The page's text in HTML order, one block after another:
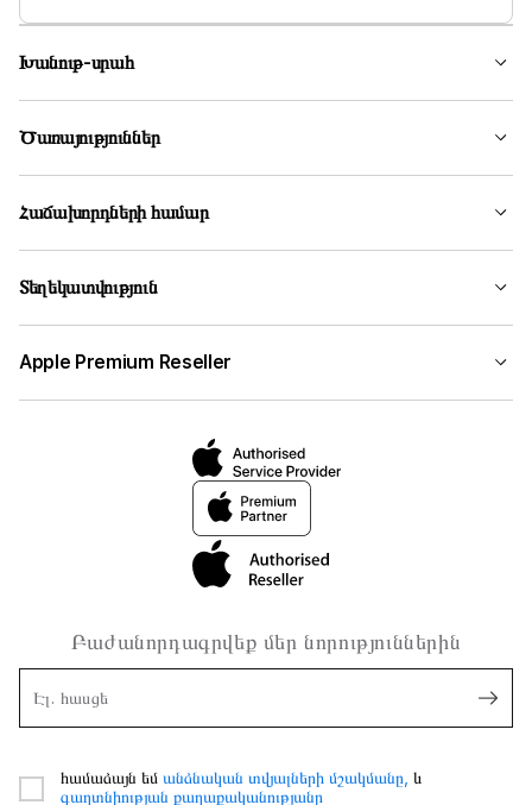
Խանութ-սրահ
Ծառայություններ
Հաճախորդների համար
Տեղեկատվություն
Apple Premium Reseller
Բաժանորդագրվեք մեր նորություններին
Էլ. հասցե
համաձայն եմ անձնական տվյալների մշակմանը, և
գաղտնիության քաղաքականությանը